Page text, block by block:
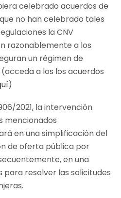
celebrado acuerdos de
no han celebrado tales
la CNV
razonablemente a los
un régimen de
a los los acuerdos
)
2021, la intervención
mencionados
en una simplificación del
de oferta pública por
en una
para resolver las solicitudes